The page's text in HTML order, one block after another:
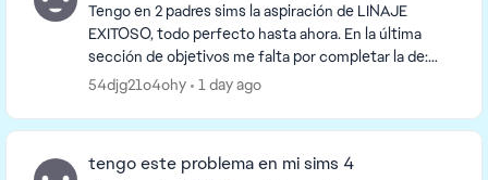
Tengo en 2 padres sims la aspiración de LINAJE
EXITOSO, todo perfecto hasta ahora. En la última
sección de objetivos me falta por completar la de:
hacer que un hijo niño complete una aspiración y
54djg21o4ohy 1 day ago
tengo este problema en mi sims 4